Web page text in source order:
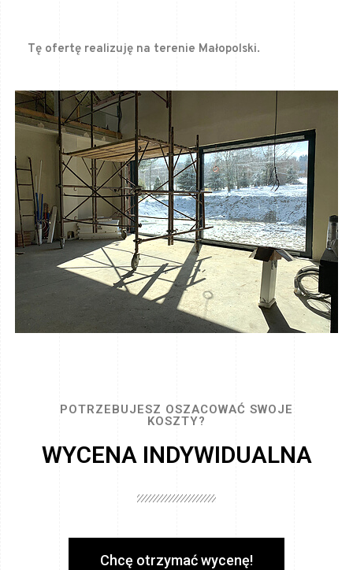
Tę ofertę realizuję na terenie Małopolski.
POTRZEBUJESZ OSZACOWAĆ SWOJE
KOSZTY?
WYCENA INDYWIDUALNA
Chcę otrzymać wycenę!